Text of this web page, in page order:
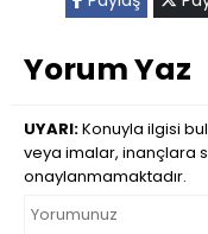
Yorum Yaz
UYARI:Konuyla ilgisi
veya imalar, inançlara
onaylanmamaktadır.